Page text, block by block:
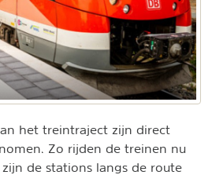
het treintraject zijn direct
Zo rijden de treinen nu
de stations langs de route